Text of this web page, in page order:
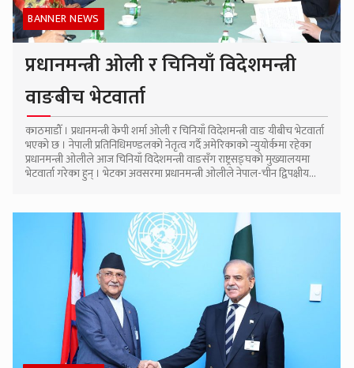
BANNER NEWS
प्रधानमन्त्री ओली र चिनियाँ विदेशमन्त्री
वाङबीच भेटवार्ता
काठमाडौँ । प्रधानमन्त्री केपी शर्मा ओली र चिनियाँ विदेशमन्त्री वाङ यीबीच भेटवार्ता
भएको छ । नेपाली प्रतिनिधिमण्डलको नेतृत्व गर्दै अमेरिकाको न्युयोर्कमा रहेका
प्रधानमन्त्री ओलीले आज चिनियाँ विदेशमन्त्री वाङसँग राष्ट्रसङ्घको मुख्यालयमा
भेटवार्ता गरेका हुन् । भेटका अवसरमा प्रधानमन्त्री ओलीले नेपाल-चीन द्विपक्षीय...